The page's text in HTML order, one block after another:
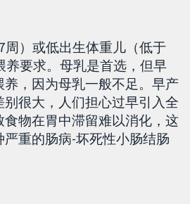
周）或低出生体重儿（低于
养要求。母乳是首选，但早
，因为母乳一般不足。早产
别很大，人们担心过早引入全
物在胃中滞留难以消化，这
重的肠病-坏死性小肠结肠